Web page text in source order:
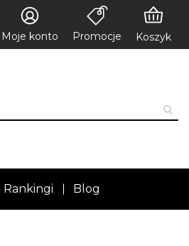
Moje konto Promocje Koszyk
Rankingi Blog